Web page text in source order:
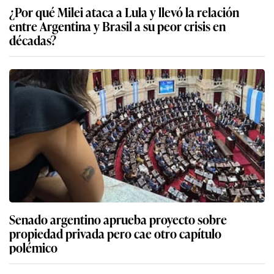
¿Por qué Milei ataca a Lula y llevó la relación
entre Argentina y Brasil a su peor crisis en
décadas?
Senado argentino aprueba proyecto sobre
propiedad privada pero cae otro capítulo
polémico